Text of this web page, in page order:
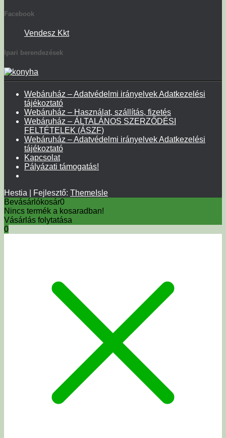
Facebook
Vendesz Kkt
Ipari berendezések
Webáruház – Adatvédelmi irányelvek Adatkezelési
tájékoztató
Webáruház – Használat, szállítás, fizetés
Webáruház – ÁLTALÁNOS SZERZŐDÉSI
FELTÉTELEK (ÁSZF)
Webáruház – Adatvédelmi irányelvek Adatkezelési
tájékoztató
Kapcsolat
Pályázati támogatás!
Hestia | Fejlesztő: ThemeIsle
Bevásárlókosár0
Nincs termék a kosaradban!
Vásárlás folytatása
0